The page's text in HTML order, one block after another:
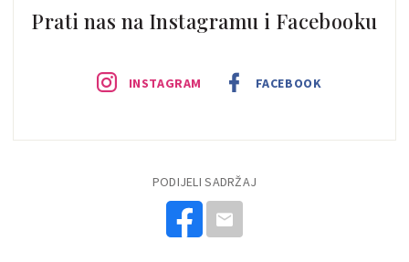
Prati nas na Instagramu i Facebooku
INSTAGRAM FACEBOOK
PODIJELI SADRŽAJ